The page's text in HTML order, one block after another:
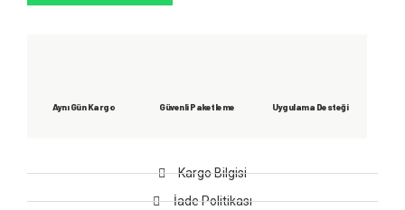
Aynı Gün Kargo Güvenli Paketleme Uygulama Desteği
Kargo Bilgisi
İade Politikası